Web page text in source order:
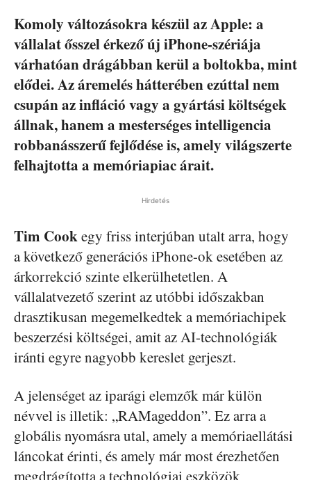
Komoly változásokra készül az Apple: a
vállalat ősszel érkező új iPhone-szériája
várhatóan drágábban kerül a boltokba, mint
elődei. Az áremelés hátterében ezúttal nem
csupán az infláció vagy a gyártási költségek
állnak, hanem a mesterséges intelligencia
robbanásszerű fejlődése is, amely világszerte
felhajtotta a memóriapiac árait.
Hirdetés
Tim Cookegy friss interjúban utalt arra, hogy
a következő generációs iPhone-ok esetében az
árkorrekció szinte elkerülhetetlen. A
vállalatvezető szerint az utóbbi időszakban
drasztikusan megemelkedtek a memóriachipek
beszerzési költségei, amit az AI-technológiák
iránti egyre nagyobb kereslet gerjeszt.
A jelenséget az iparági elemzők már külön
névvel is illetik: „RAMageddon”. Ez arra a
globális nyomásra utal, amely a memóriaellátási
láncokat érinti, és amely már most érezhetően
megdrágította a technológiai eszközök